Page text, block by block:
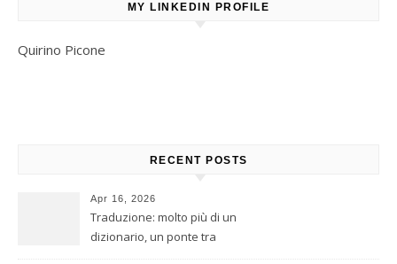
MY LINKEDIN PROFILE
Quirino Picone
RECENT POSTS
Apr 16, 2026
Traduzione: molto più di un
dizionario, un ponte tra